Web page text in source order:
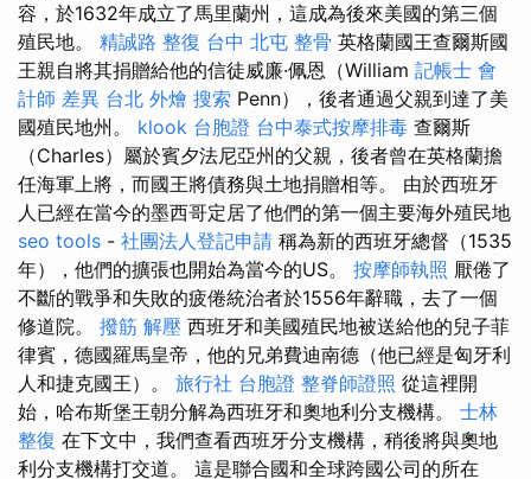
容，於1632年成立了馬里蘭州，這成為後來美國的第三個
殖民地。 精誠路 整復 台中 北屯 整骨 英格蘭國王查爾斯國
王親自將其捐贈給他的信徒威廉·佩恩（William 記帳士 會
計師 差異 台北 外燴 搜索 Penn），後者通過父親到達了美
國殖民地州。 klook 台胞證 台中泰式按摩排毒 查爾斯
（Charles）屬於賓夕法尼亞州的父親，後者曾在英格蘭擔
任海軍上將，而國王將債務與土地捐贈相等。 由於西班牙
人已經在當今的墨西哥定居了他們的第一個主要海外殖民地
seo tools - 社團法人登記申請 稱為新的西班牙總督（1535
年），他們的擴張也開始為當今的US。 按摩師執照 厭倦了
不斷的戰爭和失敗的疲倦統治者於1556年辭職，去了一個
修道院。 撥筋 解壓 西班牙和美國殖民地被送給他的兒子菲
律賓，德國羅馬皇帝，他的兄弟費迪南德（他已經是匈牙利
人和捷克國王）。 旅行社 台胞證 整脊師證照 從這裡開
始，哈布斯堡王朝分解為西班牙和奧地利分支機構。 士林
整復 在下文中，我們查看西班牙分支機構，稍後將與奧地
利分支機構打交道。 這是聯合國和全球跨國公司的所在